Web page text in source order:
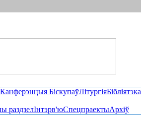
Канферэнцыя БіскупаўЛітургіяБібліятэка
раздзелІнтэрв'юСпецпраектыАрхіў